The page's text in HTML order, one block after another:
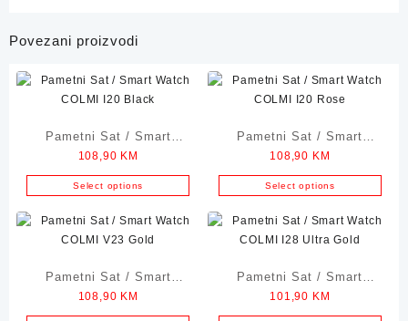
Povezani proizvodi
Pametni Sat / Smart
Watch COLMI I20 Black
108,90 KM
Select options
Pametni Sat / Smart
Watch COLMI I20 Rose
108,90 KM
Select options
Pametni Sat / Smart
Watch COLMI V23 Gold
108,90 KM
Pametni Sat / Smart
Watch COLMI I28 Ultra
101,90 KM